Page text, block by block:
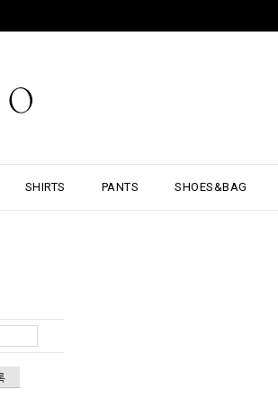
SHIRTS PANTS SHOES&BAG